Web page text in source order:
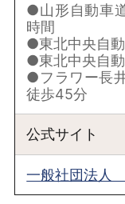
●山形自動車
時間
●東北中央自
●東北中央自
●フラワー長
徒歩45分
公式サイト
一般社団法人